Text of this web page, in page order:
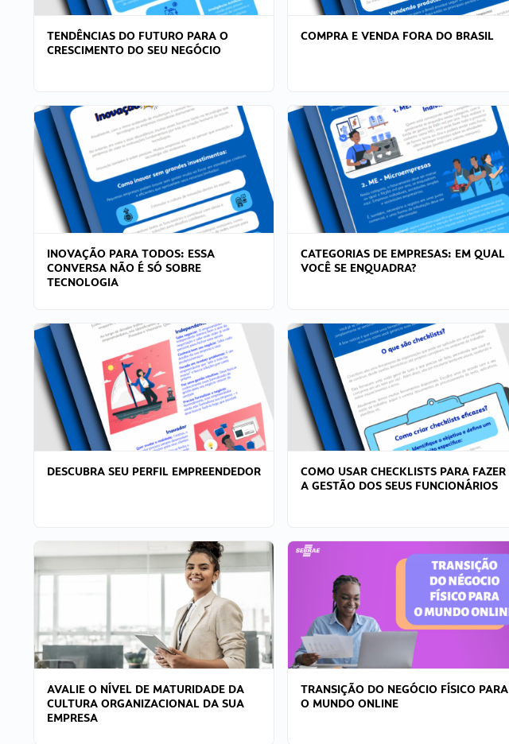
TENDÊNCIAS DO FUTURO PARA O
CRESCIMENTO DO SEU NEGÓCIO
COMPRA E VENDA FORA DO BRASIL
INOVAÇÃO PARA TODOS: ESSA
CONVERSA NÃO É SÓ SOBRE
TECNOLOGIA
CATEGORIAS DE EMPRESAS: EM QUAL
VOCÊ SE ENQUADRA?
DESCUBRA SEU PERFIL EMPREENDEDOR
COMO USAR CHECKLISTS PARA FAZER
A GESTÃO DOS SEUS FUNCIONÁRIOS
AVALIE O NÍVEL DE MATURIDADE DA
CULTURA ORGANIZACIONAL DA SUA
EMPRESA
TRANSIÇÃO DO NEGÓCIO FÍSICO PARA
O MUNDO ONLINE